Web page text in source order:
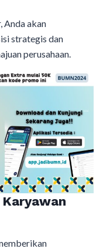
Anda akan
strategis dan
perusahaan.